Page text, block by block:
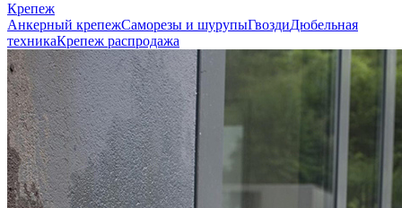
Крепеж
Анкерный крепежСаморезы и шурупыГвоздиДюбельная
техникаКрепеж распродажа